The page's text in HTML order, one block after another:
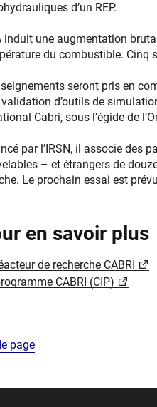
d’un REP.
induit une augmentation
du combustible. Cinq
seront pris en
d’outils de
Cabri, sous l’égide de
par l’IRSN, il associe des
– et étrangers de
Le prochain essai est
en savoir plus
de recherche CABRI
CABRI (CIP)
page